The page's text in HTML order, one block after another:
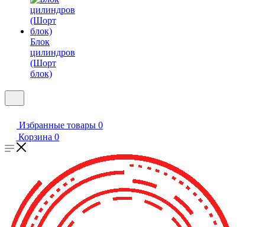
Блок
цилиндров
(Шорт
блок)
Избранные товары 0
Корзина 0